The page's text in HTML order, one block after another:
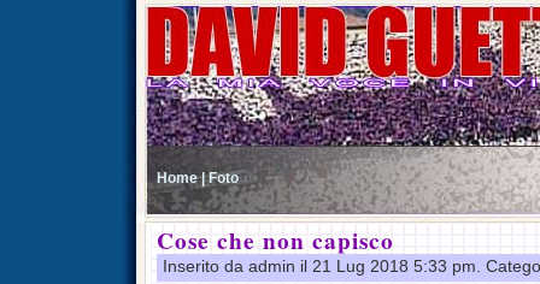
Home | Foto
Cose che non capisco
Inserito da admin il 21 Lug 2018 5:33 pm.